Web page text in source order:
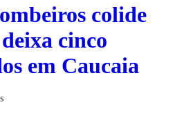
colide
cinco
em Caucaia